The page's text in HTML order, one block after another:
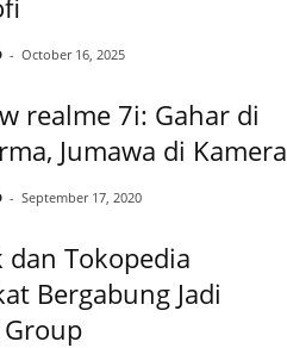
- October 16, 2025
realme 7i: Gahar di
Jumawa di Kamera
- September 17, 2020
dan Tokopedia
Bergabung Jadi
Group